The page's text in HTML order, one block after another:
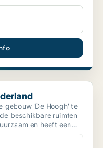
gebouw 'De Hoogh' te
beschikbare ruimten
en heeft een